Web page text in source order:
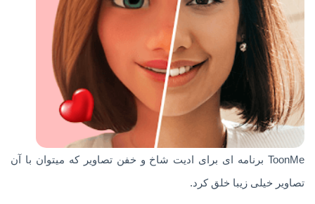
ToonMe برنامه ای برای ادیت شاخ و خفن تصاویر که میتوان با آن
تصاویر خیلی زیبا خلق کرد.